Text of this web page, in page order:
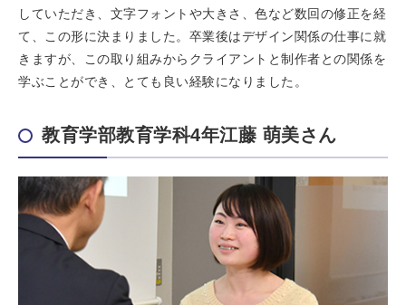
していただき、文字フォントや大きさ、色など数回の修正を経
て、この形に決まりました。卒業後はデザイン関係の仕事に就
きますが、この取り組みからクライアントと制作者との関係を
学ぶことができ、とても良い経験になりました。
教育学部教育学科4年江藤 萌美さん